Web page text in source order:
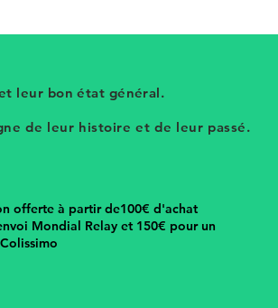
leur bon état général.
de leur histoire et de leur passé.
offerte à partir de100€ d'achat
Mondial Relay et 150€ pour un